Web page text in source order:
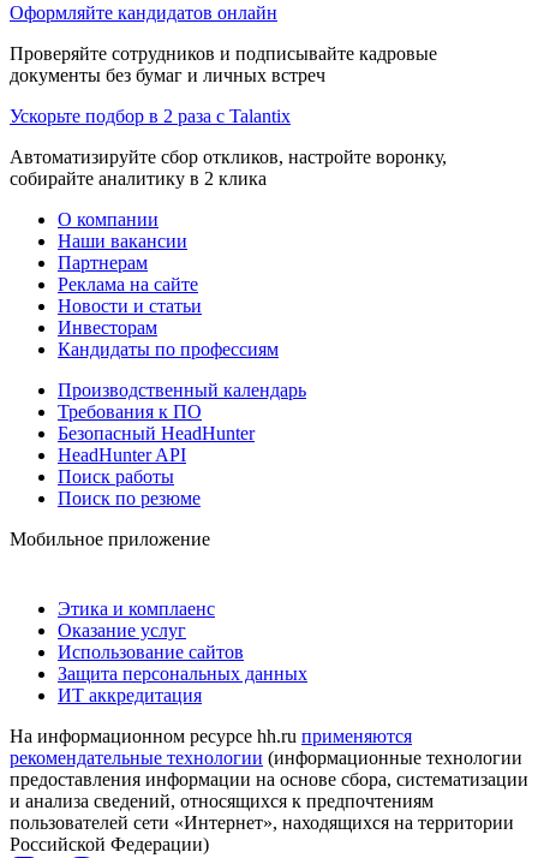
Оформляйте кандидатов онлайн
Проверяйте сотрудников и подписывайте кадровые
документы без бумаг и личных встреч
Ускорьте подбор в 2 раза с Talantix
Автоматизируйте сбор откликов, настройте воронку,
собирайте аналитику в 2 клика
О компании
Наши вакансии
Партнерам
Реклама на сайте
Новости и статьи
Инвесторам
Кандидаты по профессиям
Производственный календарь
Требования к ПО
Безопасный HeadHunter
HeadHunter API
Поиск работы
Поиск по резюме
Мобильное приложение
Этика и комплаенс
Оказание услуг
Использование сайтов
Защита персональных данных
ИТ аккредитация
На информационном ресурсе hh.ru применяются
рекомендательные технологии (информационные технологии
предоставления информации на основе сбора, систематизации
и анализа сведений, относящихся к предпочтениям
пользователей сети «Интернет», находящихся на территории
Российской Федерации)